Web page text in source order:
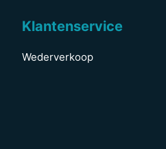
Klantenservice
Wederverkoop